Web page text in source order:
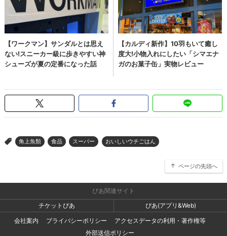
> 角上魚類 食品 スーパー おいしいウチごはん
ページの先頭へ
ぴあ関連サイト
チケットぴあ
ぴあ(アプリ&Web)
会社案内
プライバシーポリシー
アクセスデータの利用・著作権等
外部送信ポリシー